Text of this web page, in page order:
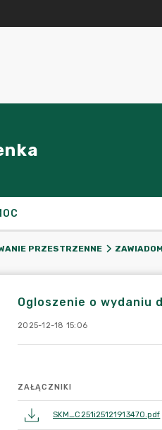
PRZESTRZENNE
Ogloszenie o wydaniu
2025-12-18 15:06
ZAŁĄCZNIKI
SKM_C251i25121913470.pdf